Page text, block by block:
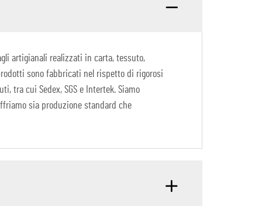
artigianali realizzati in carta, tessuto,
sono fabbricati nel rispetto di rigorosi
tra cui Sedex, SGS e Intertek. Siamo
sia produzione standard che